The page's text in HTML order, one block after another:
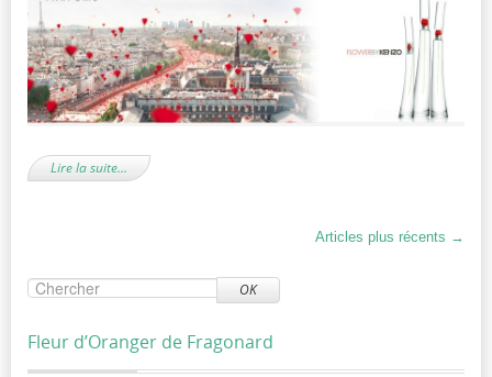
Lire la suite…
Articles plus récents →
OK
Fleur d’Oranger de Fragonard